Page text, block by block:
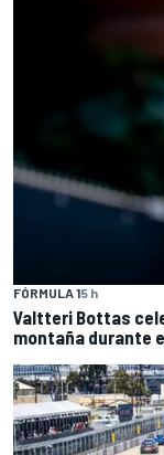
FÓRMULA 15 h
Valtteri Bottas
montaña durante